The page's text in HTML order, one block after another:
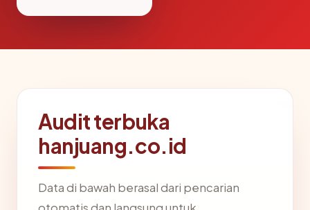
Audit terbuka
hanjuang.co.id
Data di bawah berasal dari pencarian